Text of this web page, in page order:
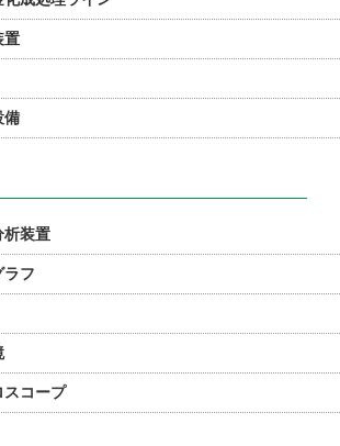
置
備
析装置
ラフ
スコープ